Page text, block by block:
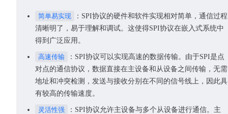
简单易实现
：SPI协议的硬件和软件实现相对简单，通信过程
清晰明了，易于理解和调试。这使得SPI协议在嵌入式系统中
得到广泛应用。
高速传输
：SPI协议可以实现高速的数据传输。由于SPI是点
对点的通信协议，数据直接在主设备和从设备之间传输，无需
地址和冲突检测，发送与接收分别在不同的信号线上，因此具
有较高的传输速度。
灵活性强
：SPI协议允许主设备与多个从设备进行通信。主